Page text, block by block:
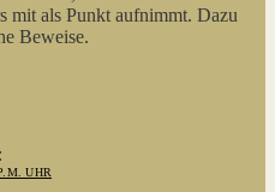
mit als Punkt aufnimmt. Dazu
Beweise.
UHR